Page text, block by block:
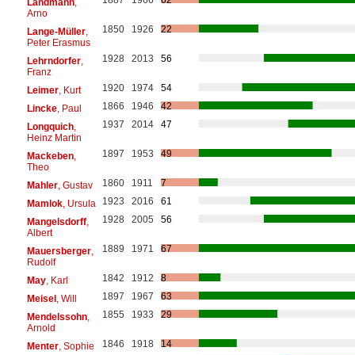
Arno
Lange-Müller,
Peter Erasmus
1850 1926 22
Lehrndorfer,
Franz
1928 2013 56
Leimer, Kurt 1920 1974
54
Lincke, Paul 1866 1946
42
Longquich,
Heinz Martin
1937 2014 47
Mackeben,
Theo
1897 1953 49
Mahler, Gustav 1860 1911
7
Mamlok, Ursula 1923 2016
61
Mangelsdorff,
Albert
1928 2005 56
Mauersberger,
Rudolf
1889 1971 67
May, Karl 1842 1912
8
Meisel, Will 1897 1967
63
Mendelssohn,
Arnold
1855 1933 29
Menter, Sophie 1846 1918
14